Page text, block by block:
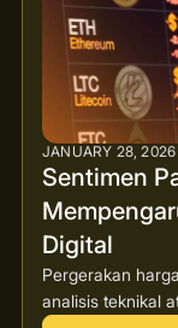
JANUARY 28, 2026
Sentimen
Digital
Pergerakan
analisis teknikal